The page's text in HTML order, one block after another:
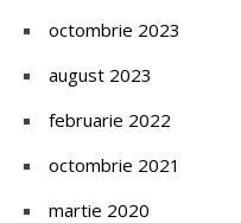
octombrie 2023
august 2023
februarie 2022
octombrie 2021
martie 2020